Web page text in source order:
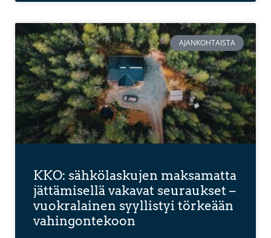
AJANKOHTAISTA
KKO: sähkölaskujen maksamatta
jättämisellä vakavat seuraukset –
vuokralainen syyllistyi törkeään
vahingontekoon